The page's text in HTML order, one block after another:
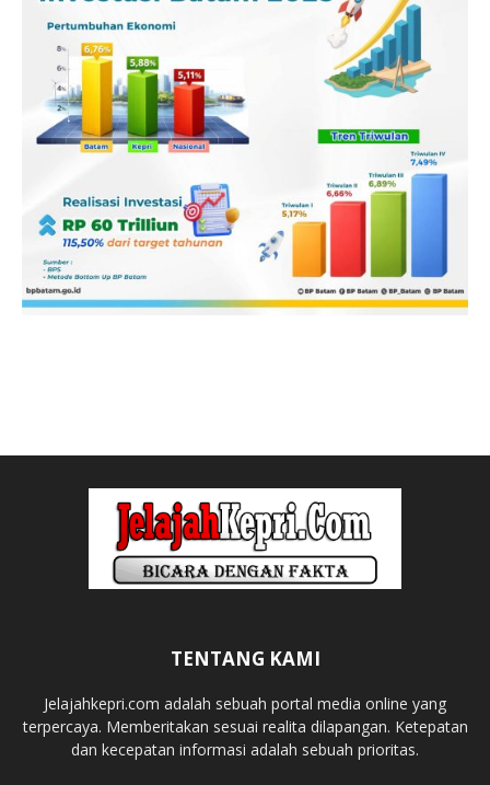
TENTANG KAMI
Jelajahkepri.com adalah sebuah portal media online yang
terpercaya. Memberitakan sesuai realita dilapangan. Ketepatan
dan kecepatan informasi adalah sebuah prioritas.